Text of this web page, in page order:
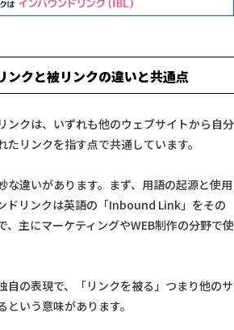
ンクと被リンクの違いと共通点
ンクは、いずれも他のウェブサイトから自分
リンクを指す点で共通しています。
な違いがあります。まず、用語の起源と使用
ドリンクは英語の「Inbound Link」をその
、主にマーケティングやWEB制作の分野で使
自の表現で、「リンクを被る」つまり他のサ
いう意味があります。